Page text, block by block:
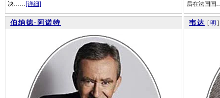
决……[详细]
后在法国
伯纳德·阿诺特 韦达 [明